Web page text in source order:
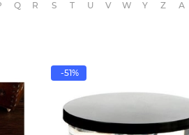
Q R S T U V W Y Z А
-51%